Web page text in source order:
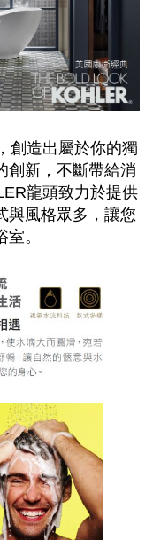
創造出屬於你的獨
創新，不斷帶給消
龍頭致力於提供
與風格眾多，讓您
。